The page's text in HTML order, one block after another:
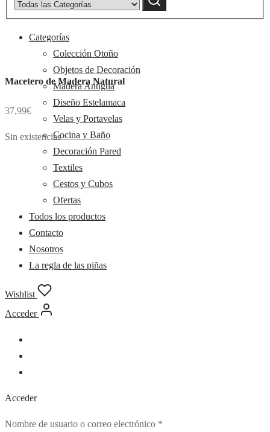
Macetero de Madera Natural
37,99€
Sin existencias
category:
Categorías
Colección Otoño
Objetos de Decoración
Madera Antigua
Diseño Estelamaca
Velas y Portavelas
Cocina y Baño
Decoración Pared
Textiles
Cestos y Cubos
Ofertas
Todos los productos
Contacto
Nosotros
La regla de las piñas
Wishlist
Acceder
Acceder
Nombre de usuario o correo electrónico *